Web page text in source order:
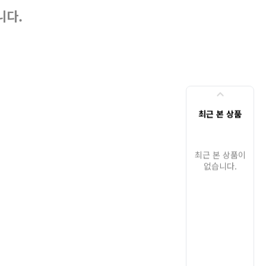
다.
최근 본 상품
최근 본 상품이
없습니다.